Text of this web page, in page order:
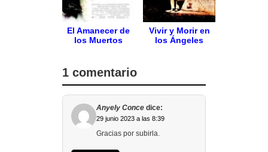
El Amanecer de
los Muertos
Vivir y Morir en
los Ángeles
1 comentario
Anyely Conce dice:
29 junio 2023 a las 8:39
Gracias por subirla.